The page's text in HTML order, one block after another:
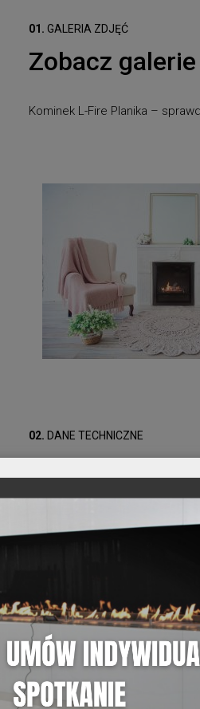
01. GALERIA ZDJĘĆ
Zobacz
Kominek L-Fire Planika –
02. DANE TECHNICZNE
Dane
03.DANE TECHNICZNE
Szczegółowe